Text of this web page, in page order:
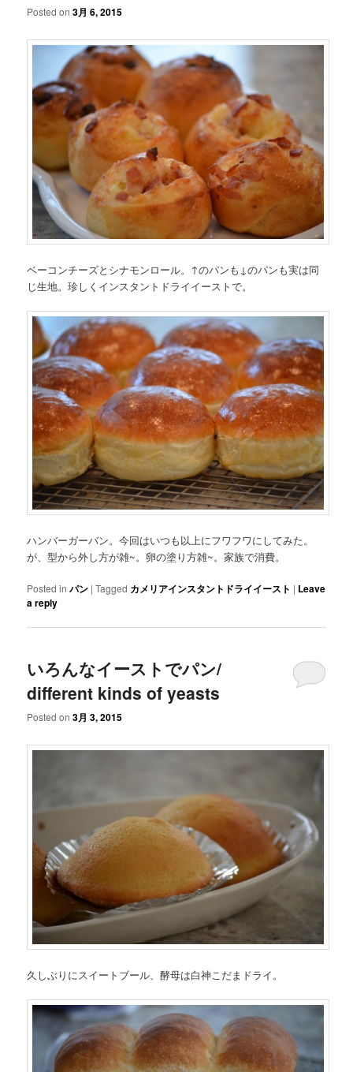
Posted on3月 6, 2015
ベーコンチーズとシナモンロール。↑のパンも↓のパンも実は同
じ生地。珍しくインスタントドライイーストで。
ハンバーガーバン。今回はいつも以上にフワフワにしてみた。
が、型から外し方が雑~。卵の塗り方雑~。家族で消費。
Posted in パン |Tagged カメリアインスタントドライイースト | Leave
a reply
いろんなイーストでパン/
different kinds of yeasts
Posted on3月 3, 2015
久しぶりにスイートブール、酵母は白神こだまドライ。